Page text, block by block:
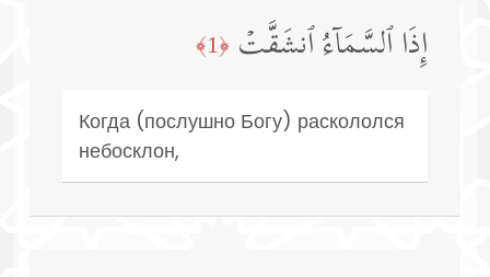
إِذَا ٱلسَّمَاۤءُ ٱنشَقَّتۡ ﴿1﴾
Когда (послушно Богу) раскололся
небосклон,